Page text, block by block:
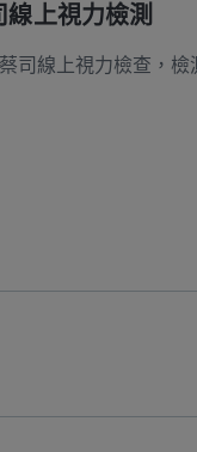
線上視力檢測
司線上視力檢查，檢